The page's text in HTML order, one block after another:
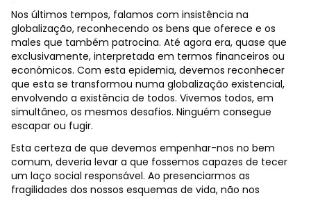
Nos últimos tempos, falamos com insistência na
globalização, reconhecendo os bens que oferece e os
males que também patrocina. Até agora era, quase que
exclusivamente, interpretada em termos financeiros ou
económicos. Com esta epidemia, devemos reconhecer
que esta se transformou numa globalização existencial,
envolvendo a existência de todos. Vivemos todos, em
simultâneo, os mesmos desafios. Ninguém consegue
escapar ou fugir.
Esta certeza de que devemos empenhar-nos no bem
comum, deveria levar a que fossemos capazes de tecer
um laço social responsável. Ao presenciarmos as
fragilidades dos nossos esquemas de vida, não nos